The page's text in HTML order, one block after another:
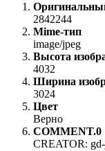
2842244
Mime-тип
image/jpeg
Высота
4032
Ширина
3024
Цвет
Верно
COMMENT.0
CREATOR: